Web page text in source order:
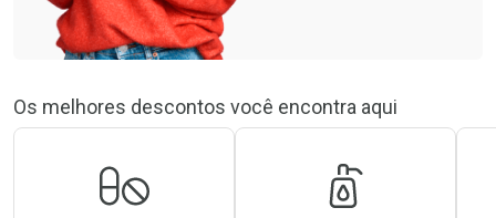
Os melhores descontos você encontra aqui